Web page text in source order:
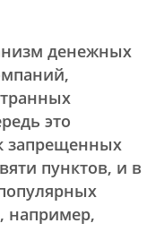
денежных
это
запрещенных
пунктов, и в
например,